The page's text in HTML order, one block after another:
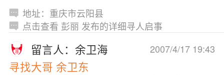
地址：重庆市云阳县
点击查看 彭丽 发布的详细寻人启事
2007/4/17 19:43
留言人：余卫海
寻找大哥 余卫东